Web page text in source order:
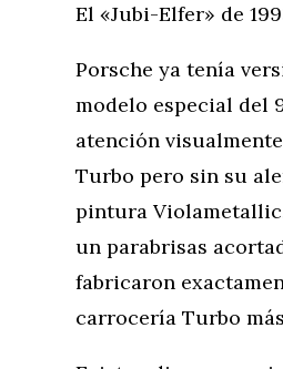
El «Jubi-Elfer» de
Porsche ya tenía
modelo especial del
atención
Turbo pero sin su
pintura
un parabrisas
fabricaron
carrocería Turbo